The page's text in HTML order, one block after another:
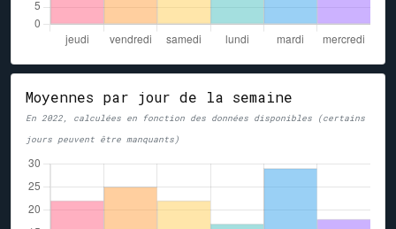
Moyennes par jour de la semaine
En 2022, calculées en fonction des données disponibles (certains
jours peuvent être manquants)